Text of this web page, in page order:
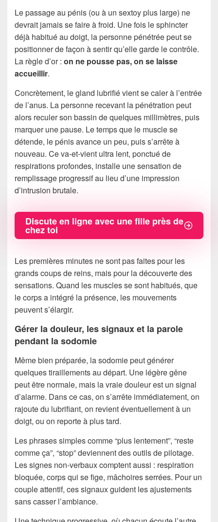
Le passage au pénis (ou à un sextoy plus large) ne
devrait jamais se faire à froid. Une fois le sphincter
déjà habitué au doigt, la personne pénétrée peut se
positionner de façon à sentir qu’elle garde le contrôle.
La règle d’or : on ne pousse pas, on se laisse
accueillir.
Concrètement, le gland lubrifié vient se caler à l’entrée
de l’anus. La personne recevant la pénétration peut
alors reculer son bassin de quelques millimètres, puis
marquer une pause. Le temps que le muscle se
détende, le pénis avance un peu, puis s’arrête à
nouveau. Ce va-et-vient ultra lent, ponctué de
respirations profondes, installe une sensation de
remplissage progressif au lieu d’une impression
d’intrusion brutale.
Discute en ligne avec une fille près de
chez toi
Les premières minutes ne sont pas faites pour les
grands coups de reins, mais pour la découverte des
sensations. Quand les muscles se sont habitués, que
le corps a intégré la présence, les mouvements
peuvent s’élargir.
Gérer la douleur, les signaux et la parole
pendant la sodomie
Même bien préparée, la sodomie peut générer
quelques tiraillements au départ. Une légère gêne
peut être normale, mais la vraie douleur est un signal
d’alarme. Dans ce cas, on s’arrête immédiatement, on
rajoute du lubrifiant, on revient éventuellement à un
doigt, ou on reporte à plus tard.
Les phrases simples comme “plus lentement”, “reste
comme ça”, “stop” deviennent des outils de pilotage.
Les signes non-verbaux comptent aussi : respiration
bloquée, corps qui se fige, mâchoires serrées. Pour un
couple attentif, ces signaux guident les ajustements
sans casser l’ambiance.